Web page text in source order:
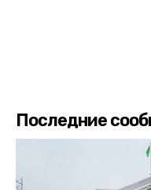
Последние